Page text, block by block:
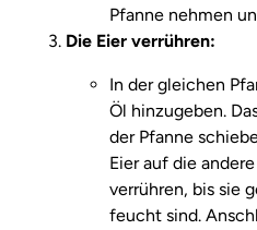
Pfanne nehmen
Die Eier verrühren:
In der gleichen
Öl hinzugeben.
der Pfanne
Eier auf die
verrühren, bis sie
feucht sind.